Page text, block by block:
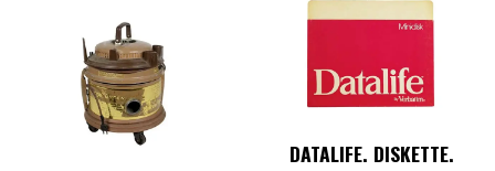
DATALIFE. DISKETTE.